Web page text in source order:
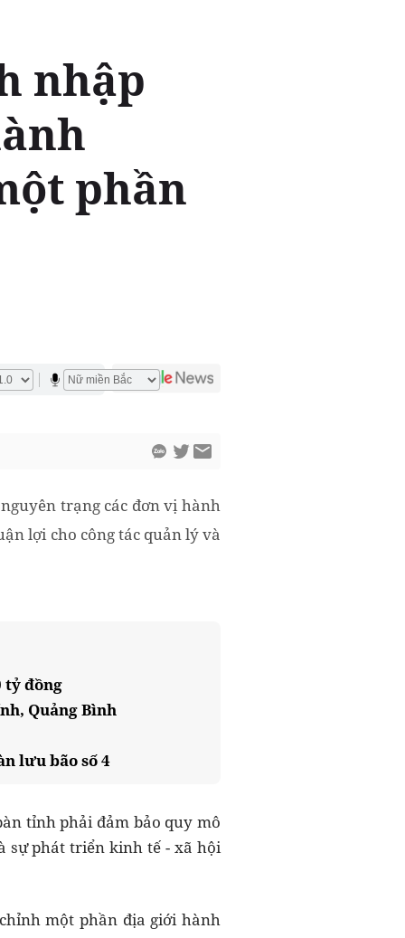
nhập
phần
trạng các đơn vị hành
lợi cho công tác quản lý và
tỷ đồng
Quảng Bình
lưu bão số 4
tỉnh phải đảm bảo quy mô
sự phát triển kinh tế - xã hội
một phần địa giới hành